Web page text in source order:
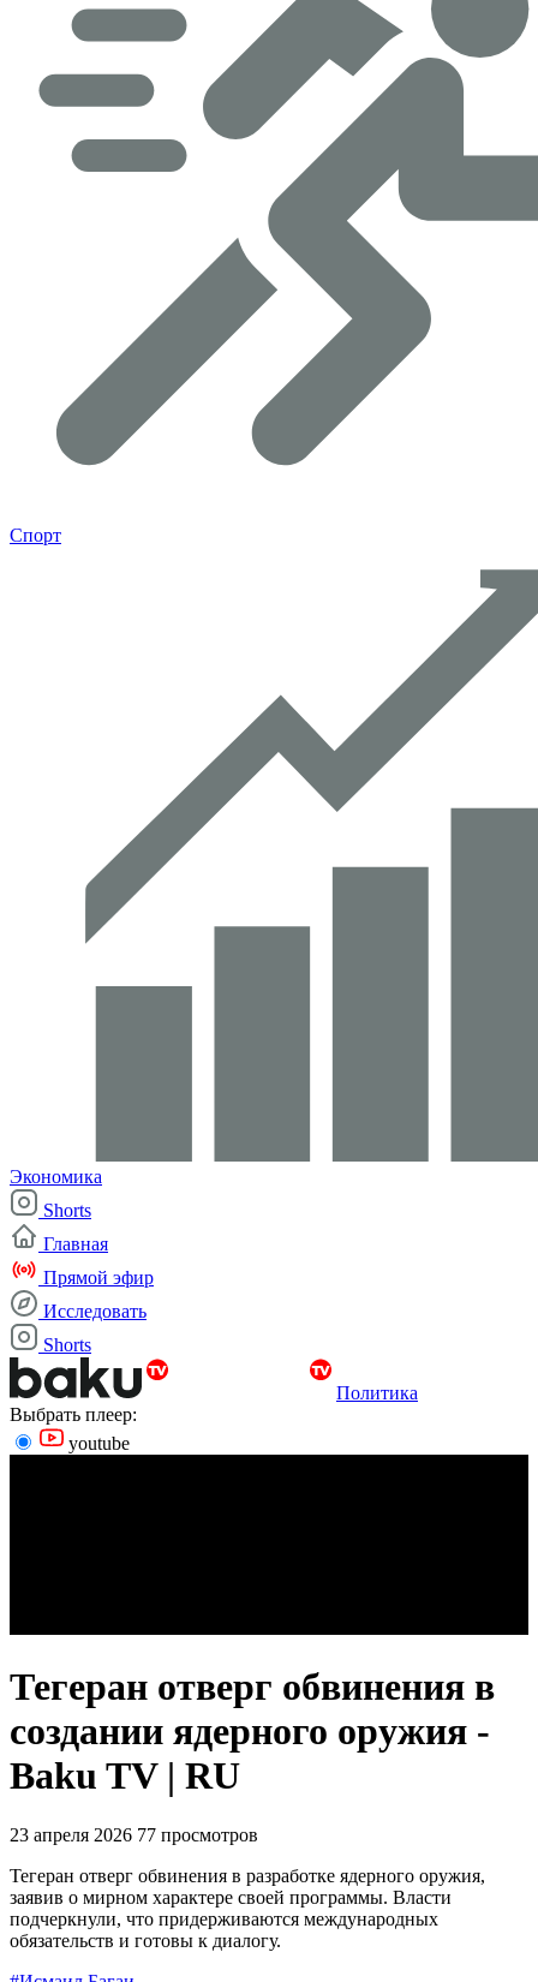
Спорт
Экономика
Shorts
Главная
Прямой эфир
Исследовать
Shorts
Политика
Выбрать плеер:
youtube
Тегеран отверг обвинения в
создании ядерного оружия -
Baku TV | RU
23 апреля 2026 77 просмотров
Тегеран отверг обвинения в разработке ядерного оружия,
заявив о мирном характере своей программы. Власти
подчеркнули, что придерживаются международных
обязательств и готовы к диалогу.